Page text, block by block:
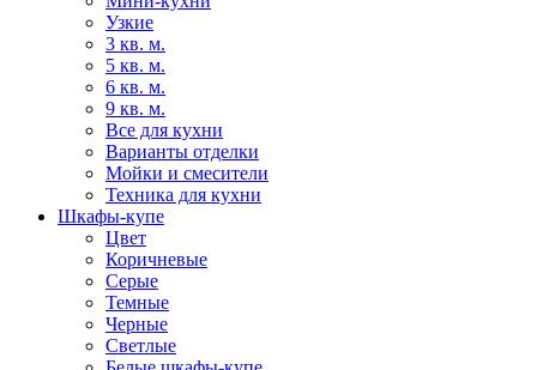
Узкие
3 кв. м.
5 кв. м.
6 кв. м.
9 кв. м.
Все для кухни
Варианты отделки
Мойки и смесители
Техника для кухни
Шкафы-купе
Цвет
Коричневые
Серые
Темные
Черные
Светлые